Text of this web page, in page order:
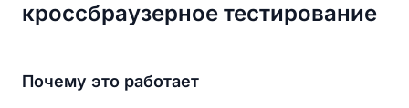
кроссбраузерное тестирование
Почему это работает